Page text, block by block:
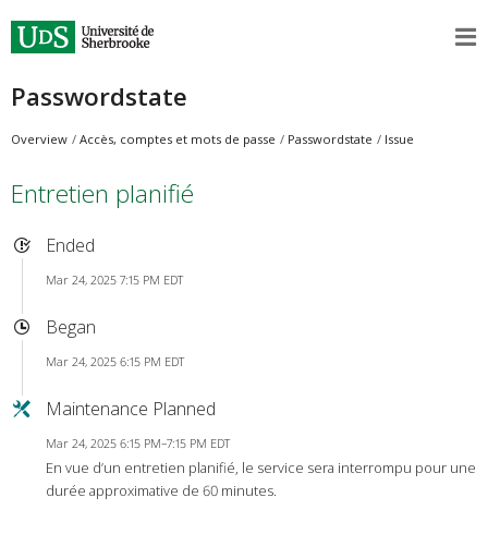
Passwordstate
Overview Accès, comptes et mots de passe Passwordstate Issue
Entretien planifié
Ended
Mar 24, 2025 7:15 PM EDT
Began
Mar 24, 2025 6:15 PM EDT
Maintenance Planned
Mar 24, 2025 6:15 PM–7:15 PM EDT
En vue d’un entretien planifié, le service sera interrompu pour une
durée approximative de 60 minutes.